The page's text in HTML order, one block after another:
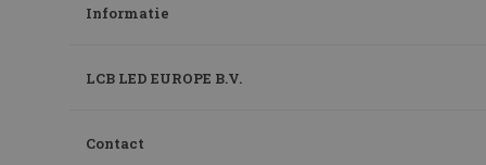
Informatie
LCB LED EUROPE B.V.
Contact